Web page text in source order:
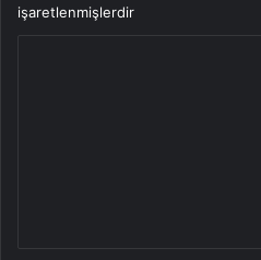
işaretlenmişlerdir